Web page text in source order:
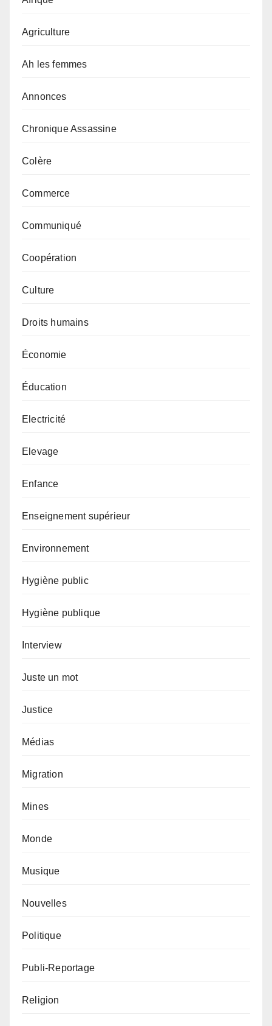
Agriculture
Ah les femmes
Annonces
Chronique Assassine
Colère
Commerce
Communiqué
Coopération
Culture
Droits humains
Économie
Éducation
Electricité
Elevage
Enfance
Enseignement supérieur
Environnement
Hygiène public
Hygiène publique
Interview
Juste un mot
Justice
Médias
Migration
Mines
Monde
Musique
Nouvelles
Politique
Publi-Reportage
Religion